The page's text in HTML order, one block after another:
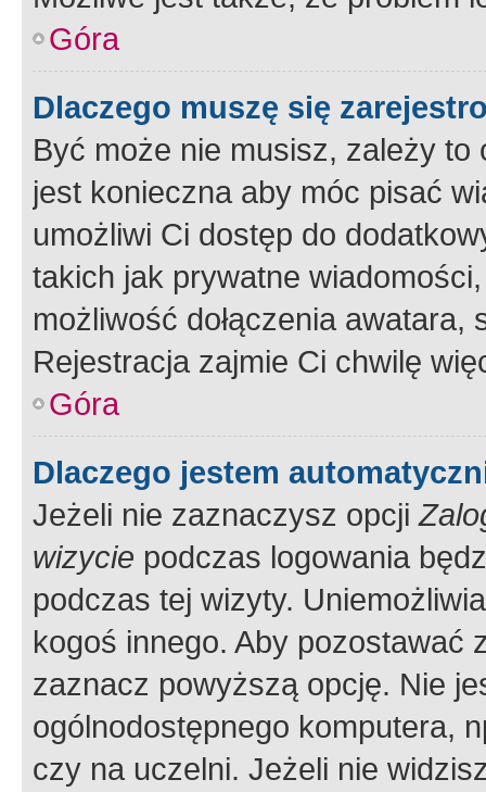
Góra
Dlaczego muszę się
Być może nie musisz, zależy
jest konieczna aby móc pisać
umożliwi Ci dostęp do
takich jak prywatne
możliwość dołączenia
Rejestracja zajmie Ci chwilę
Góra
Dlaczego jestem
Jeżeli nie zaznaczysz opcji
wizycie podczas logowania
podczas tej wizyty.
kogoś innego. Aby pozostawać
zaznacz powyższą opcję. Nie
ogólnodostępnego komputera,
czy na uczelni. Jeżeli nie